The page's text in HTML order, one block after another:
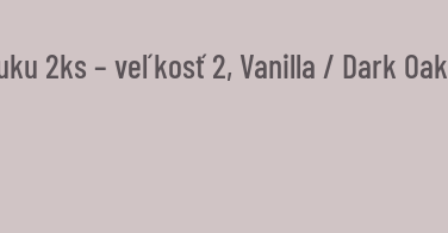
2ks – veľkosť 2, Vanilla / Dark Oak